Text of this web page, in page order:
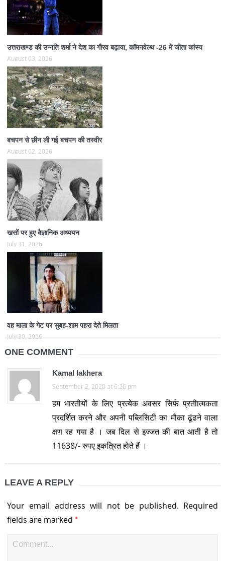
उत्तराखण्ड की उन्नति शर्मा ने देश का गौरव बढ़ाया, कॉमनवेल्थ -26 में जीता कांस्य
August 03, 2026
बचपन से छीन ली गई बचपन की तस्वीर
August 02, 2026
खसों पर हुए वैज्ञानिक अध्ययन
July 31, 2026
वह माला के गेट पर सुबह-शाम पहरा देते मिलता
July 30, 2026
ONE COMMENT
Kamal lakhera
September 2, 2020 at 6:26 pm
हम भारतीयों के लिए प्रत्येक अवसर सिर्फ प्रतीात्मकता
प्रदर्शित करने और अपनी पब्लिसिटी का मौका ढूंढने वाला
क्षण रह गया है । जब दिल से इज्जत की बात आती है तो
11638/- रुपए इकत्रित होते हैं ।
LEAVE A REPLY
Your email address will not be published. Required
fields are marked *